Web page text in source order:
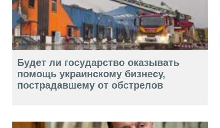
Будет ли государство оказывать
помощь украинскому бизнесу,
пострадавшему от обстрелов